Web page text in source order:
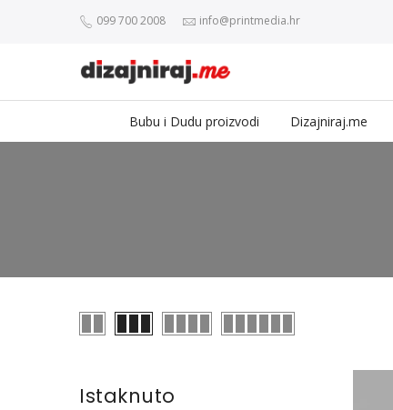
099 700 2008 info@printmedia.hr
Bubu i Dudu proizvodi Dizajniraj.me
Istaknuto